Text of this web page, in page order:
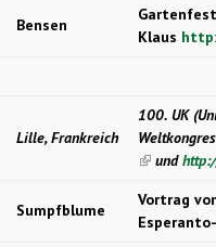
Bensen
Klaus
Lille, Frankreich
100. UK
(link is
und
Sumpfblume
Vortrag